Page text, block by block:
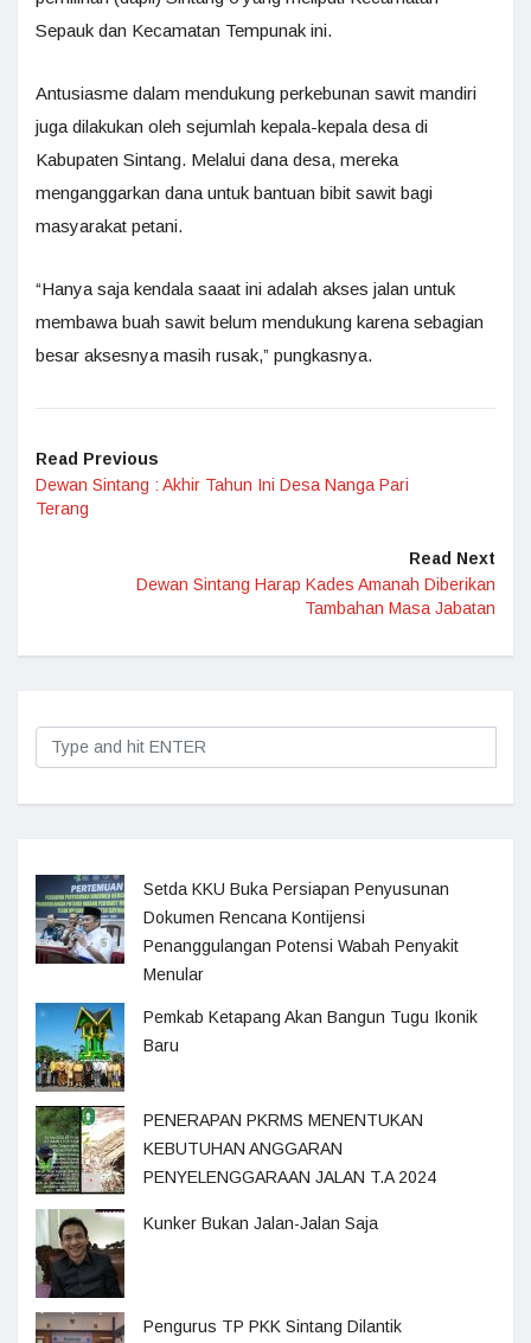
Sepauk dan Kecamatan Tempunak ini.
Antusiasme dalam mendukung perkebunan sawit mandiri
juga dilakukan oleh sejumlah kepala-kepala desa di
Kabupaten Sintang. Melalui dana desa, mereka
menganggarkan dana untuk bantuan bibit sawit bagi
masyarakat petani.
“Hanya saja kendala saaat ini adalah akses jalan untuk
membawa buah sawit belum mendukung karena sebagian
besar aksesnya masih rusak,” pungkasnya.
Read Previous
Dewan Sintang : Akhir Tahun Ini Desa Nanga Pari
Terang
Read Next
Dewan Sintang Harap Kades Amanah Diberikan
Tambahan Masa Jabatan
Setda KKU Buka Persiapan Penyusunan
Dokumen Rencana Kontijensi
Penanggulangan Potensi Wabah Penyakit
Menular
Pemkab Ketapang Akan Bangun Tugu Ikonik
Baru
PENERAPAN PKRMS MENENTUKAN
KEBUTUHAN ANGGARAN
PENYELENGGARAAN JALAN T.A 2024
Kunker Bukan Jalan-Jalan Saja
Pengurus TP PKK Sintang Dilantik